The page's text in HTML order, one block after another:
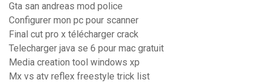
Gta san andreas mod police
Configurer mon pc pour scanner
Final cut pro x télécharger crack
Telecharger java se 6 pour mac gratuit
Media creation tool windows xp
Mx vs atv reflex freestyle trick list